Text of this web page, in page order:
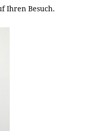
Ihren Besuch.